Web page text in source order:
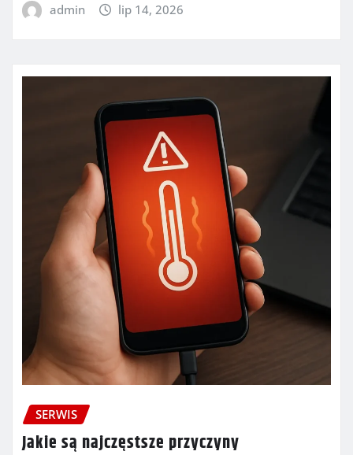
admin lip 14, 2026
SERWIS
Jakie są najczęstsze przyczyny